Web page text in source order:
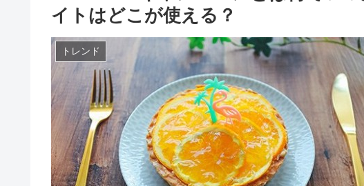
イトはどこが使える？
トレンド